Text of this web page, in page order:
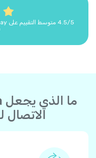
الاتصال